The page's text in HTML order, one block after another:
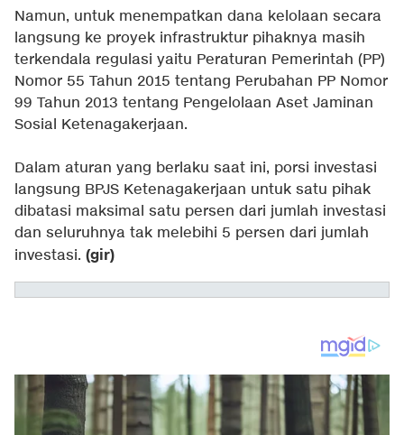
Namun, untuk menempatkan dana kelolaan secara
langsung ke proyek infrastruktur pihaknya masih
terkendala regulasi yaitu Peraturan Pemerintah (PP)
Nomor 55 Tahun 2015 tentang Perubahan PP Nomor
99 Tahun 2013 tentang Pengelolaan Aset Jaminan
Sosial Ketenagakerjaan.
Dalam aturan yang berlaku saat ini, porsi investasi
langsung BPJS Ketenagakerjaan untuk satu pihak
dibatasi maksimal satu persen dari jumlah investasi
dan seluruhnya tak melebihi 5 persen dari jumlah
investasi. (gir)